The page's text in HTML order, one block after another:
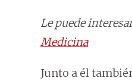
Le puede
Medicina
Junto a él